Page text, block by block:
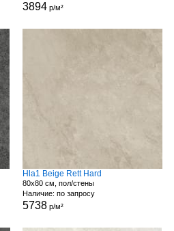
3894р/м²
Hla1 Beige Rett Hard
80x80 см, пол/стены
Наличие: по запросу
5738р/м²